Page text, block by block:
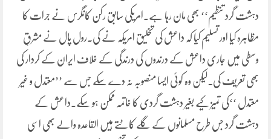
دہشت گرد تنظیم‘‘ بھی مان رہا ہے۔امریکی سابق رکن کانگرس نے جرات کا
مظاہرہ کیا اور تسلیم کیا کہ داعش کی تخلیق امریکہ نے کی۔رول پال نے مشرقِ
وسطی میں جاری داعش کے درندوں کی درندگی کے خلاف ایران کے کردار کی
بھی تعریف کی۔لیکن وہ کوئی ایسا منصوبہ نہ دے سکے جس سے ’’معتدل و غیر
معتدل ‘‘کی تمیز کیے بغیر دہشت گردی کا خاتمہ ممکن ہو سکے۔داعش کے
دہشت گرد جس طرح مسلمانوں کے گلے کاٹتے ہیں القاعدہ والے بھی اسی